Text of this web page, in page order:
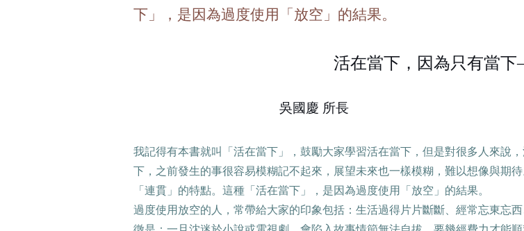
下」，是因為過度使用「放空」的結果。
活在當下，因為只有當
吳國慶 所長
我記得有本書就叫「活在當下」，鼓勵大家學習活在當下，但是對很多人來說
下，之前發生的事很容易模糊記不起來，展望未來也一樣模糊，難以想像與期
「連貫」的特點。這種「活在當下」，是因為過度使用「放空」的結果。
過度使用放空的人，常帶給大家的印象包括：生活過得片片斷斷、經常忘東忘